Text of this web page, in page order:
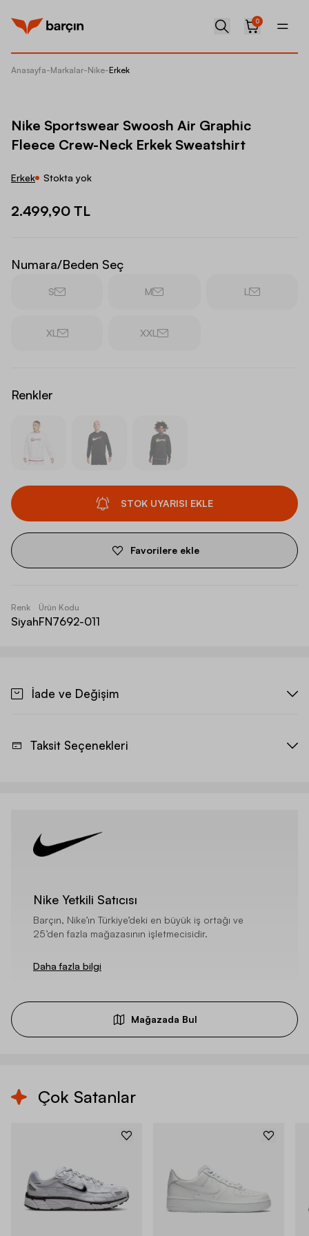
0
Anasayfa-Markalar-Nike-Erkek
Nike Sportswear Swoosh Air Graphic
Fleece Crew-Neck Erkek Sweatshirt
Erkek Stokta yok
2.499,90 TL
Numara/Beden Seç
S M L
XL XXL
Renkler
STOK UYARISI EKLE
Favorilere ekle
Renk
Siyah
Ürün Kodu
FN7692-011
İade ve Değişim
Taksit Seçenekleri
Nike Yetkili Satıcısı
Barçın, Nike’ın Türkiye’deki en büyük iş ortağı ve
25’den fazla mağazasının işletmecisidir.
Daha fazla bilgi
Mağazada Bul
Çok Satanlar